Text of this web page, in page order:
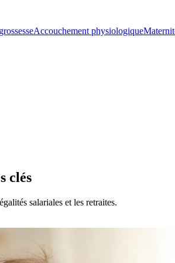
Accouchement physiologique
clés
salariales et les retraites.